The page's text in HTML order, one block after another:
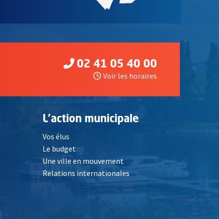
02 41 05 40 00
Voir les horaires
L'action municipale
Vos élus
Le budget
Une ville en mouvement
Relations internationales